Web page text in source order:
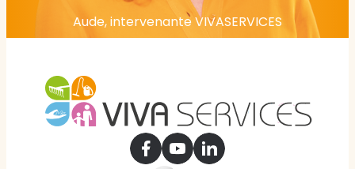
Aude, intervenante VIVASERVICES